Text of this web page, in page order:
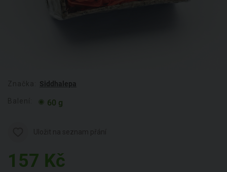
Siddhalepa
60 g
157 Kč